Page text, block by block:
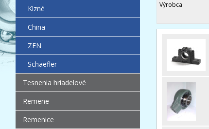
Výrobca
Klzné
China
ZEN
Schaefler
Tesnenia hriadelové
Remene
Remenice